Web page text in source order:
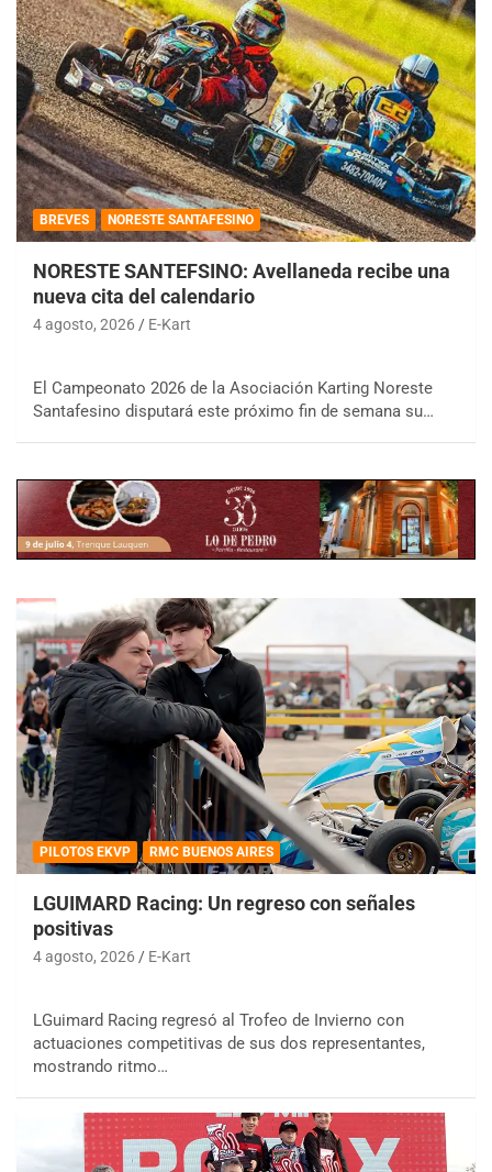
BREVES NORESTE SANTAFESINO
NORESTE SANTEFSINO: Avellaneda recibe una
nueva cita del calendario
4 agosto, 2026 E-Kart
El Campeonato 2026 de la Asociación Karting Noreste
Santafesino disputará este próximo fin de semana su…
PILOTOS EKVP RMC BUENOS AIRES
LGUIMARD Racing: Un regreso con señales
positivas
4 agosto, 2026 E-Kart
LGuimard Racing regresó al Trofeo de Invierno con
actuaciones competitivas de sus dos representantes,
mostrando ritmo…